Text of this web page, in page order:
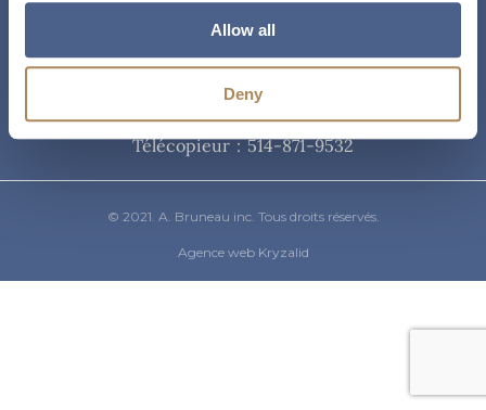
Allow all
Deny
Téléphone
514-871-9821/ 1-800-361-8487
Télécopieur : 514-871-9532
© 2021. A. Bruneau inc. Tous droits réservés.
Agence web Kryzalid